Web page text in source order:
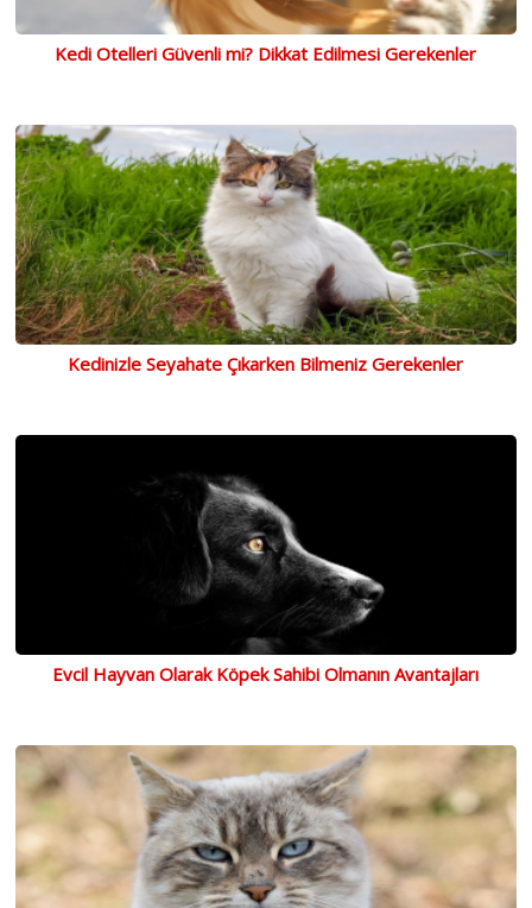
Kedi Otelleri Güvenli mi? Dikkat Edilmesi Gerekenler
Kedinizle Seyahate Çıkarken Bilmeniz Gerekenler
Evcil Hayvan Olarak Köpek Sahibi Olmanın Avantajları